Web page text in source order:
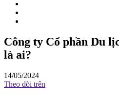
Công ty Cổ phần Du
là ai?
14/05/2024
Theo dõi trên